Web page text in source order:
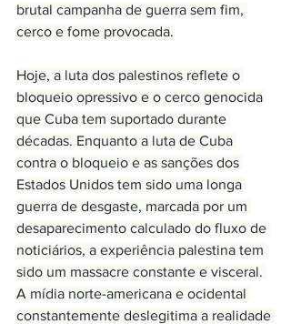
brutal campanha de guerra sem fim,
cerco e fome provocada.
Hoje, a luta dos palestinos reflete o
bloqueio opressivo e o cerco genocida
que Cuba tem suportado durante
décadas. Enquanto a luta de Cuba
contra o bloqueio e as sanções dos
Estados Unidos tem sido uma longa
guerra de desgaste, marcada por um
desaparecimento calculado do fluxo de
noticiários, a experiência palestina tem
sido um massacre constante e visceral.
A mídia norte-americana e ocidental
constantemente deslegitima a realidade